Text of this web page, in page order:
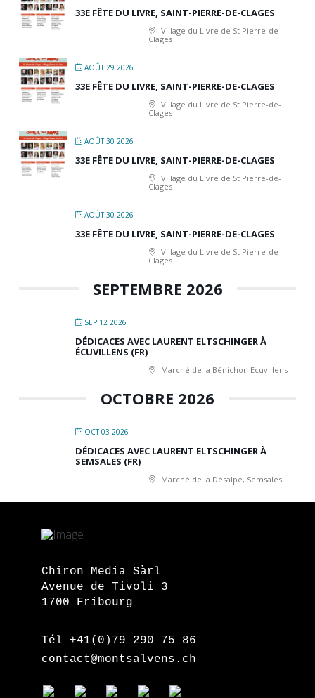
33E FÊTE DU LIVRE, SAINT-PIERRE-DE-CLAGES
Village du Livre de St Pierre-de-
Clages
AOÛT 29 2026
33E FÊTE DU LIVRE, SAINT-PIERRE-DE-CLAGES
Village du Livre de St Pierre-de-
Clages
AOÛT 30 2026
33E FÊTE DU LIVRE, SAINT-PIERRE-DE-CLAGES
Village du Livre de St Pierre-de-
Clages
AOÛT 30 2026
33E FÊTE DU LIVRE, SAINT-PIERRE-DE-CLAGES
Village du Livre de St Pierre-de-
Clages
SEPTEMBRE 2026
SEP 12 2026
DÉDICACES AVEC LAURENT ELTSCHINGER À
ÉCUVILLENS (FR)
Marché de la Bénichon Ecuvillens
OCTOBRE 2026
OCT 03 2026
DÉDICACES AVEC LAURENT ELTSCHINGER À
SEMSALES (FR)
Marché de la Désalpe, Semsales
Chiron Media Sàrl
Avenue de Tivoli 3
1700 Fribourg
Tél +41(0)79 290 75 86
contact@montsalvens.ch